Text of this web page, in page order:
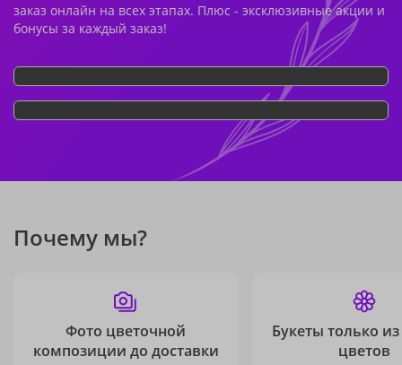
заказ онлайн на всех этапах. Плюс - эксклюзивные акции и
бонусы за каждый заказ!
Почему мы?
Фото цветочной
композиции до доставки
Букеты только
цветов